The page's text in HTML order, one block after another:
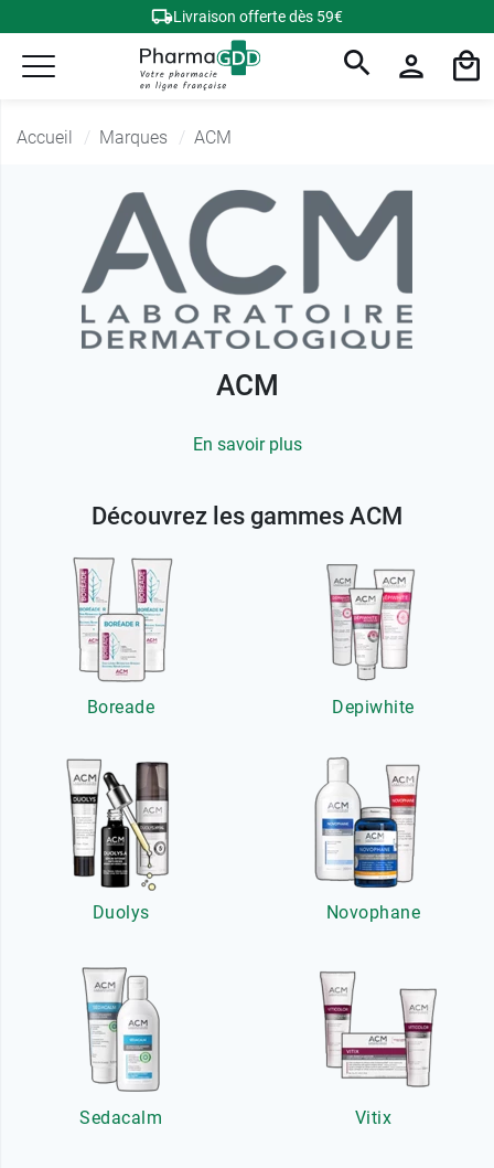
Livraison offerte dès 59€
Accueil Marques ACM
ACM
En savoir plus
Découvrez les gammes ACM
Boreade Depiwhite
Duolys Novophane
Sedacalm Vitix